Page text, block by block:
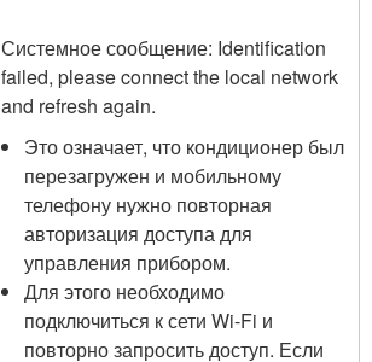
Системное сообщение: Identification
failed, please connect the local network
and refresh again.
Это означает, что кондиционер был
перезагружен и мобильному
телефону нужно повторная
авторизация доступа для
управления прибором.
Для этого необходимо
подключиться к сети Wi-Fi и
повторно запросить доступ. Если